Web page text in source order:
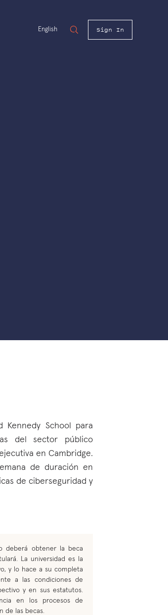
English Sign In
Kennedy School para
del sector público
en Cambridge.
de duración en
de ciberseguridad y
deberá obtener la beca
La universidad es la
y lo hace a su completa
a las condiciones de
y en sus estatutos.
en los procesos de
de las becas.